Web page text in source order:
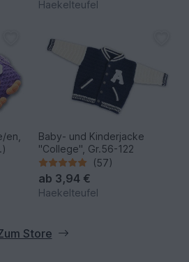
Haekelteufel
en,
Baby- und Kinderjacke
"College", Gr.56-122
(57)
ab 3,94 €
Haekelteufel
Store